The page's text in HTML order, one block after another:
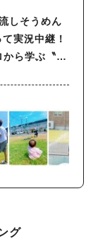
しそうめん
実況中継！
ら学ぶ〝な
グ